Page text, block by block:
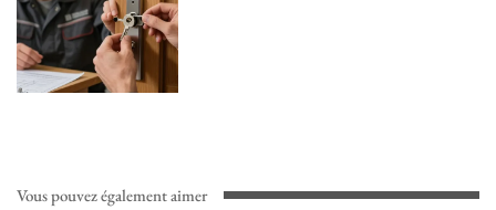
Vous pouvez également aimer